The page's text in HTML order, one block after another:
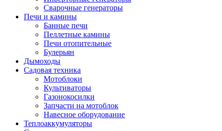
Сварочные генераторы
Печи и камины
Банные печи
Пеллетные камины
Печи отопительные
Булерьян
Дымоходы
Садовая техника
Мотоблоки
Культиваторы
Газонокосилки
Запчасти на мотоблок
Навесное оборудование
Теплоаккумуляторы